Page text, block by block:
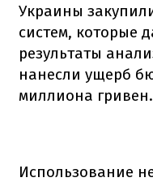
Украины
систем, которые
результаты
нанесли ущерб
миллиона гривен.
Использование